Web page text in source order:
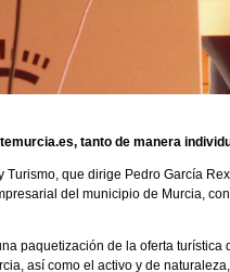
tanto de manera
que dirige Pedro García
del municipio de Murcia,
paquetización de la oferta
así como el activo y de